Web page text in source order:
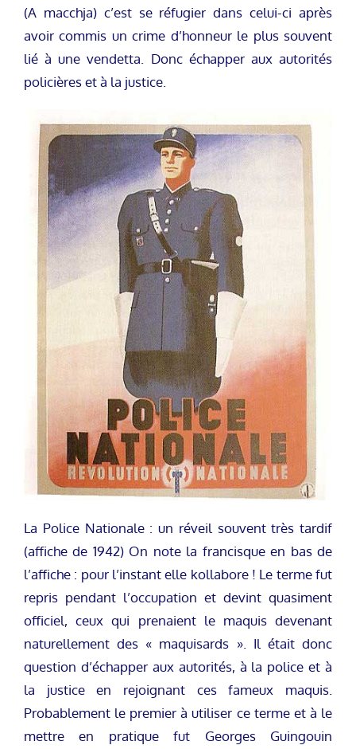
(A macchja) c’est se réfugier dans celui-ci après
avoir commis un crime d’honneur le plus souvent
lié à une vendetta. Donc échapper aux autorités
policières et à la justice.
La Police Nationale : un réveil souvent très tardif
(affiche de 1942) On note la francisque en bas de
l’affiche : pour l’instant elle kollabore ! Le terme fut
repris pendant l’occupation et devint quasiment
officiel, ceux qui prenaient le maquis devenant
naturellement des « maquisards ». Il était donc
question d’échapper aux autorités, à la police et à
la justice en rejoignant ces fameux maquis.
Probablement le premier à utiliser ce terme et à le
mettre en pratique fut Georges Guingouin